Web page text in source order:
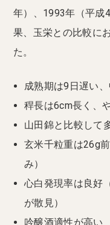
年）、1993年（平成
果、玉栄との比較に
た。
成熟期は9日遅い
稈長は6cm長く、
山田錦と比較して
玄米千粒重は26g
み）
心白発現率は良好
が散見）
吟醸酒適性が高い